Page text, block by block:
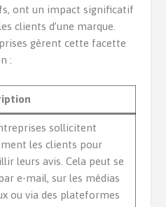
ont un impact significatif
clients d’une marque.
gèrent cette facette
:
sollicitent
les clients pour
leurs avis. Cela peut se
e-mail, sur les médias
ou via des plateformes